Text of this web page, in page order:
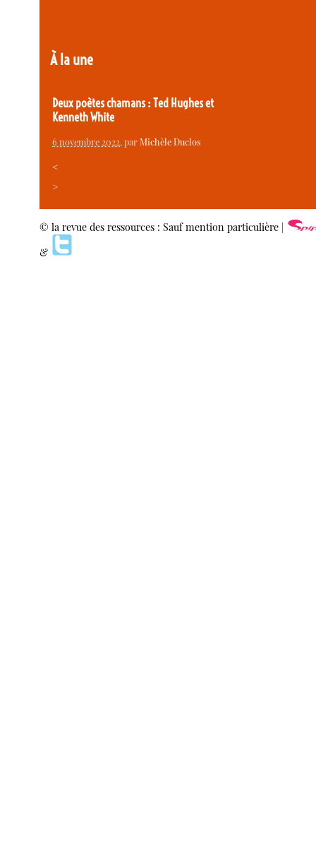
À la une
Deux poètes chamans : Ted Hughes et
Kenneth White
6 novembre 2022, parMichèle Duclos
<
>
© la revue des ressources : Sauf mention particulière |
&